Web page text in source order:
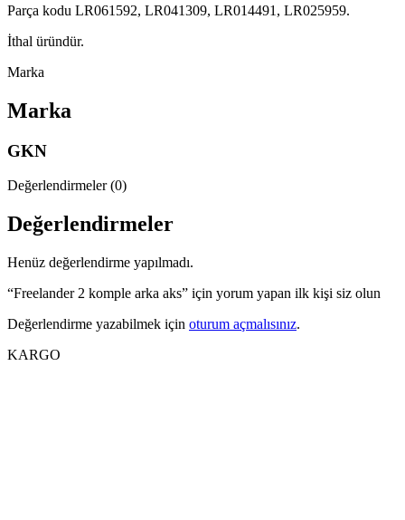
Parça kodu LR061592, LR041309, LR014491, LR025959.
İthal üründür.
Marka
Marka
GKN
Değerlendirmeler (0)
Değerlendirmeler
Henüz değerlendirme yapılmadı.
“Freelander 2 komple arka aks” için yorum yapan ilk kişi siz olun
Değerlendirme yazabilmek için oturum açmalısınız.
KARGO